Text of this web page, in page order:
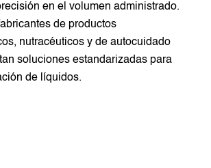
en el volumen administrado.
de productos
nutracéuticos y de autocuidado
soluciones estandarizadas para
de líquidos.